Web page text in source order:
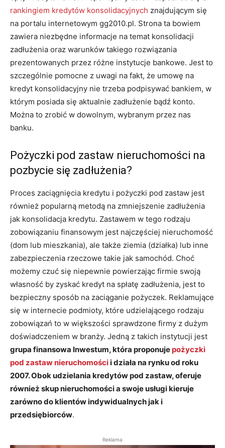
rankingiem kredytów konsolidacyjnych znajdującym się
na portalu internetowym gg2010.pl. Strona ta bowiem
zawiera niezbędne informacje na temat konsolidacji
zadłużenia oraz warunków takiego rozwiązania
prezentowanych przez różne instytucje bankowe. Jest to
szczególnie pomocne z uwagi na fakt, że umowę na
kredyt konsolidacyjny nie trzeba podpisywać bankiem, w
którym posiada się aktualnie zadłużenie bądź konto.
Można to zrobić w dowolnym, wybranym przez nas
banku.
Pożyczki pod zastaw nieruchomości na
pozbycie się zadłużenia?
Proces zaciągnięcia kredytu i pożyczki pod zastaw jest
również popularną metodą na zmniejszenie zadłużenia
jak konsolidacja kredytu. Zastawem w tego rodzaju
zobowiązaniu finansowym jest najczęściej nieruchomość
(dom lub mieszkania), ale także ziemia (działka) lub inne
zabezpieczenia rzeczowe takie jak samochód. Choć
możemy czuć się niepewnie powierzając firmie swoją
własność by zyskać kredyt na spłatę zadłużenia, jest to
bezpieczny sposób na zaciąganie pożyczek. Reklamujące
się w internecie podmioty, które udzielającego rodzaju
zobowiązań to w większości sprawdzone firmy z dużym
doświadczeniem w branży. Jedną z takich instytucji jest
grupa finansowa Inwestum, która proponuje pożyczki
pod zastaw nieruchomościi działa na rynku od roku
2007. Obok udzielania kredytów pod zastaw, oferuje
również skup nieruchomości a swoje usługi kieruje
zarówno do klientów indywidualnych jak i
przedsiębiorców.
Reklama